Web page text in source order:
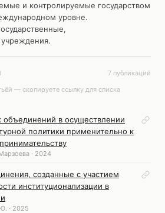
и контролируемые государством
уровне.
7 публикаций
— скопируете ссылку для списка
объединений в осуществлении
политики применительно к
· 2024
созданные с участием
институционализации в
· 2025